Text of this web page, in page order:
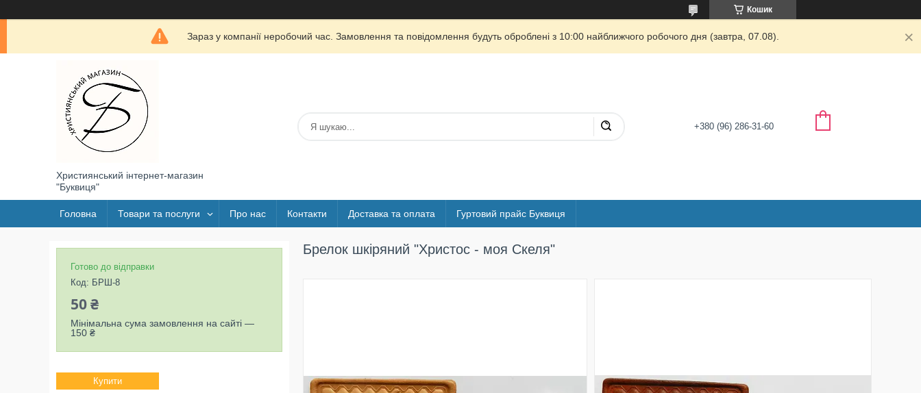
Кошик
Зараз у компанії неробочий час. Замовлення та повідомлення будуть оброблені з 10:00 найближчого робочого дня (завтра, 07.08).
Християнський інтернет-магазин
"Буквиця"
+380 (96) 286-31-60
Головна Товари та послуги Про нас Контакти Доставка та оплата Гуртовий прайс Буквиця
Брелок шкіряний "Христос - моя Скеля"
Готово до відправки
Код: БРШ-8
50 ₴
Мінімальна сума замовлення на сайті —
150 ₴
Купити